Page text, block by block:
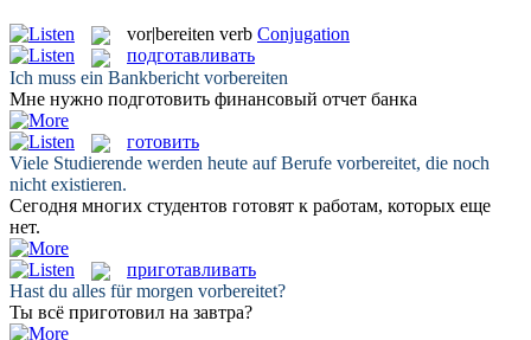
vor|bereiten verb Conjugation
подготавливать
Ich muss ein Bankbericht vorbereiten
Мне нужно подготовить финансовый отчет банка
готовить
Viele Studierende werden heute auf Berufe vorbereitet, die noch
nicht existieren.
Сегодня многих студентов готовят к работам, которых еще
нет.
приготавливать
Hast du alles für morgen vorbereitet?
Ты всё приготовил на завтра?